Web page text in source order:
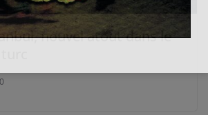
nouvel atout dans le
0